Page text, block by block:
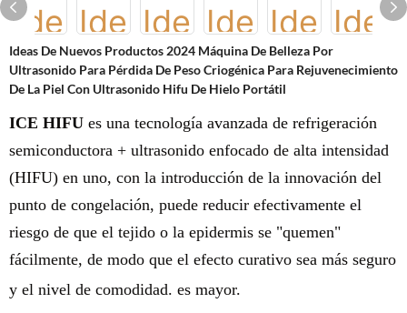
Ideas De Nuevos Productos 2024 Máquina De Belleza Por
Ultrasonido Para Pérdida De Peso Criogénica Para Rejuvenecimiento
De La Piel Con Ultrasonido Hifu De Hielo Portátil
ICE HIFU es una tecnología avanzada de refrigeración
semiconductora + ultrasonido enfocado de alta intensidad
(HIFU) en uno, con la introducción de la innovación del
punto de congelación, puede reducir efectivamente el
riesgo de que el tejido o la epidermis se "quemen"
fácilmente, de modo que el efecto curativo sea más seguro
y el nivel de comodidad. es mayor.